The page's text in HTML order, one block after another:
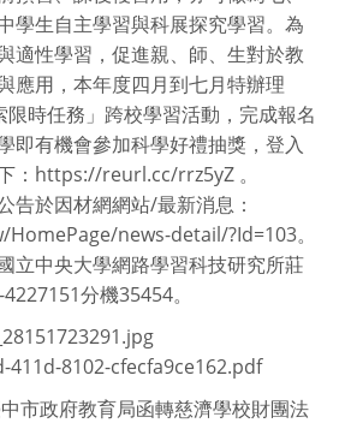
學生自主學習與科展探究學習。為
適性學習，促進親、師、生對於教
應用，本年度四月到七月特辦理
限時任務」跨校學習活動，完成報名
即有機會參加科學好禮抽獎，登入
：https://reurl.cc/rrz5yZ 。
告於因材網網站/最新消息：
news-detail/?Id=103。
立中央大學網路學習科技研究所莊
分機35454。
411d-8102-cfecfa9ce162.pdf
市政府教育局函轉慈濟學校財團法